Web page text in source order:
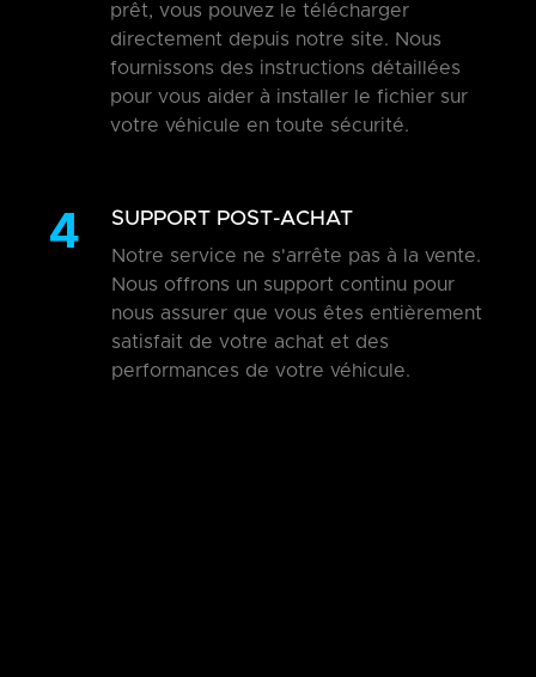
prêt, vous pouvez le télécharger
directement depuis notre site. Nous
fournissons des instructions détaillées
pour vous aider à installer le fichier sur
votre véhicule en toute sécurité.
4 SUPPORT POST-ACHAT
Notre service ne s'arrête pas à la vente.
Nous offrons un support continu pour
nous assurer que vous êtes entièrement
satisfait de votre achat et des
performances de votre véhicule.